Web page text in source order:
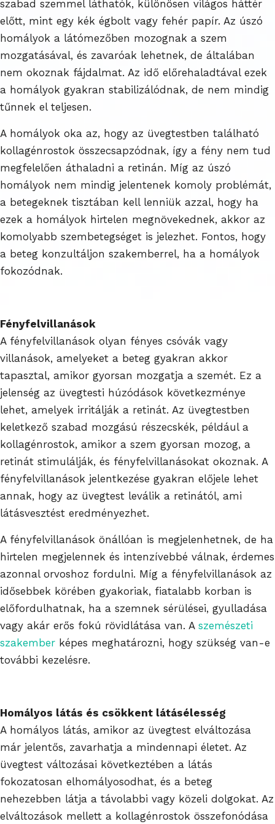
szabad szemmel láthatók, különösen világos háttér
előtt, mint egy kék égbolt vagy fehér papír. Az úszó
homályok a látómezőben mozognak a szem
mozgatásával, és zavaróak lehetnek, de általában
nem okoznak fájdalmat. Az idő előrehaladtával ezek
a homályok gyakran stabilizálódnak, de nem mindig
tűnnek el teljesen.
A homályok oka az, hogy az üvegtestben található
kollagénrostok összecsapzódnak, így a fény nem tud
megfelelően áthaladni a retinán. Míg az úszó
homályok nem mindig jelentenek komoly problémát,
a betegeknek tisztában kell lenniük azzal, hogy ha
ezek a homályok hirtelen megnövekednek, akkor az
komolyabb szembetegséget is jelezhet. Fontos, hogy
a beteg konzultáljon szakemberrel, ha a homályok
fokozódnak.
Fényfelvillanások
A fényfelvillanások olyan fényes csóvák vagy
villanások, amelyeket a beteg gyakran akkor
tapasztal, amikor gyorsan mozgatja a szemét. Ez a
jelenség az üvegtesti húzódások következménye
lehet, amelyek irritálják a retinát. Az üvegtestben
keletkező szabad mozgású részecskék, például a
kollagénrostok, amikor a szem gyorsan mozog, a
retinát stimulálják, és fényfelvillanásokat okoznak. A
fényfelvillanások jelentkezése gyakran előjele lehet
annak, hogy az üvegtest leválik a retinától, ami
látásvesztést eredményezhet.
A fényfelvillanások önállóan is megjelenhetnek, de ha
hirtelen megjelennek és intenzívebbé válnak, érdemes
azonnal orvoshoz fordulni. Míg a fényfelvillanások az
idősebbek körében gyakoriak, fiatalabb korban is
előfordulhatnak, ha a szemnek sérülései, gyulladása
vagy akár erős fokú rövidlátása van. A szemészeti
szakember képes meghatározni, hogy szükség van-e
további kezelésre.
Homályos látás és csökkent látásélesség
A homályos látás, amikor az üvegtest elváltozása
már jelentős, zavarhatja a mindennapi életet. Az
üvegtest változásai következtében a látás
fokozatosan elhomályosodhat, és a beteg
nehezebben látja a távolabbi vagy közeli dolgokat. Az
elváltozások mellett a kollagénrostok összefonódása